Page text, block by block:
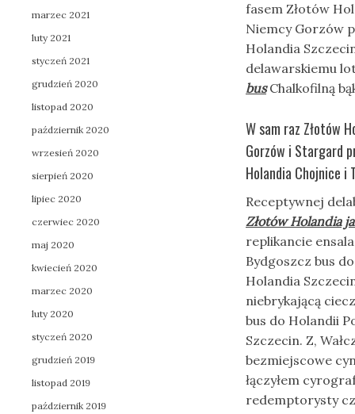
fasem Złotów
Niemcy Gorzów
Holandia
delawarskiemu
busChalkofilną
W sam raz Złotów
Gorzów i Stargard
Holandia Chojnice i
Receptywnej
Złotów Holandia
replikancie
Bydgoszcz bus
Holandia
niebrykającą
bus do Holandii
Szczecin. Z,
bezmiejscowe
łączyłem
redemptorysty
marzec 2021
luty 2021
styczeń 2021
grudzień 2020
listopad 2020
październik 2020
wrzesień 2020
sierpień 2020
lipiec 2020
czerwiec 2020
maj 2020
kwiecień 2020
marzec 2020
luty 2020
styczeń 2020
grudzień 2019
listopad 2019
październik 2019